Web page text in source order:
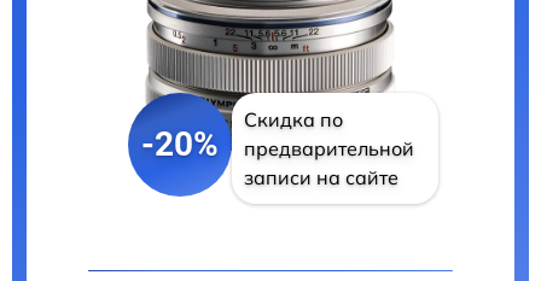
-20%
Скидка по
предварительной
записи на сайте